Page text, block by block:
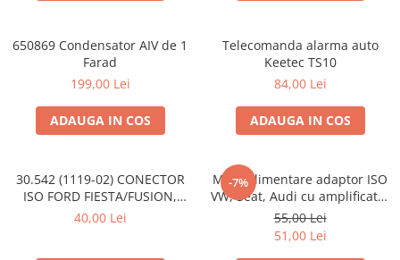
650869 Condensator AIV de 1
Farad
199,00 Lei
ADAUGA IN COS
Telecomanda alarma auto
Keetec TS10
84,00 Lei
ADAUGA IN COS
30.542 (1119-02) CONECTOR
ISO FORD FIESTA/FUSION,
2002-2005
40,00 Lei
-7%
Mufa alimentare adaptor ISO
VW, Seat, Audi cu amplificator
antena
55,00 Lei
51,00 Lei